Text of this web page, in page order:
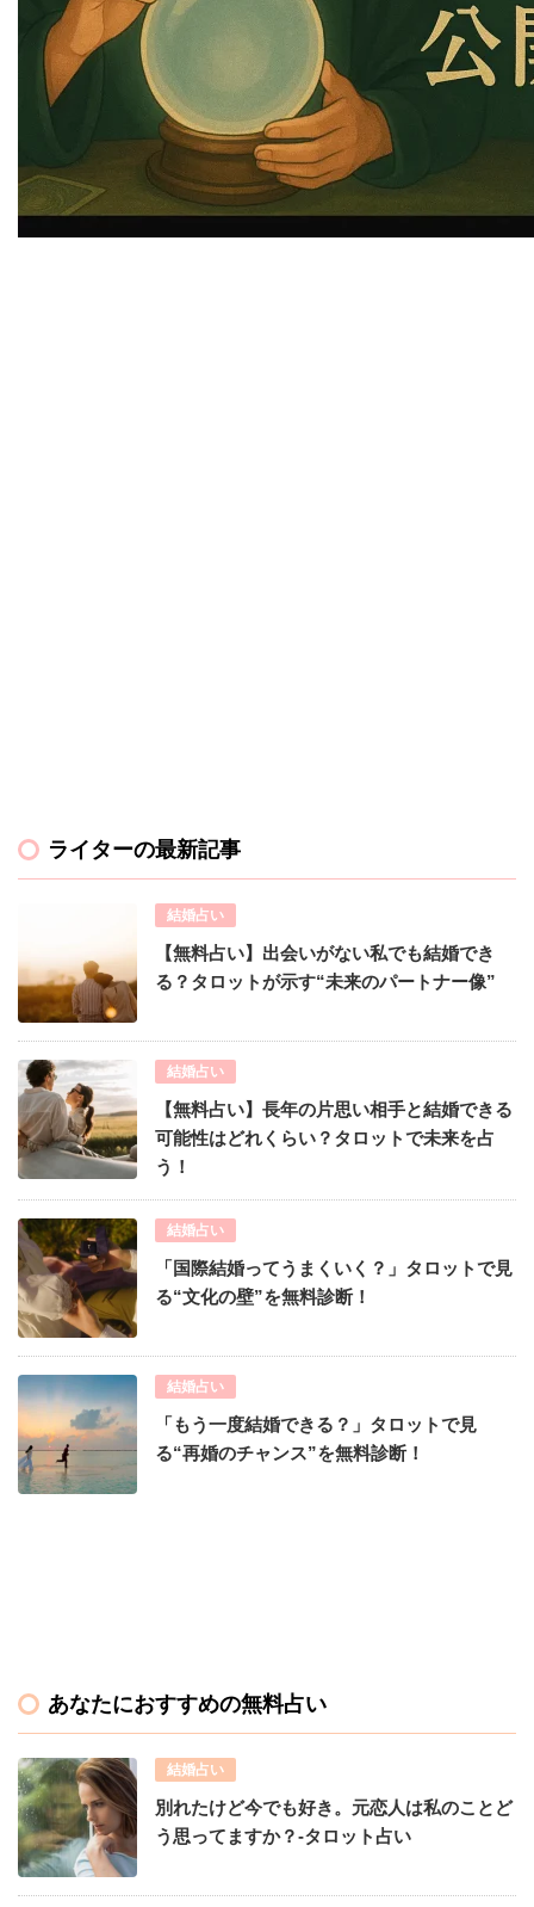
ライターの最新記事
結婚占い
【無料占い】出会いがない私でも結婚でき
る？タロットが示す“未来のパートナー像”
結婚占い
【無料占い】長年の片思い相手と結婚できる
可能性はどれくらい？タロットで未来を占
う！
結婚占い
「国際結婚ってうまくいく？」タロットで見
る“文化の壁”を無料診断！
結婚占い
「もう一度結婚できる？」タロットで見
る“再婚のチャンス”を無料診断！
あなたにおすすめの無料占い
結婚占い
別れたけど今でも好き。元恋人は私のことど
う思ってますか？-タロット占い